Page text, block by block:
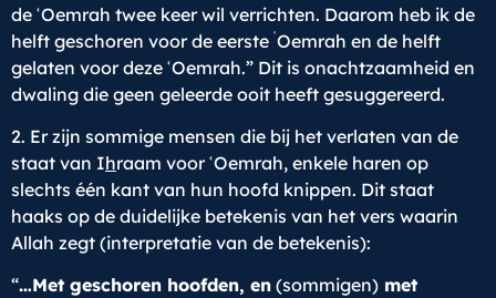
de ʿOemrah twee keer wil verrichten. Daarom heb ik de
helft geschoren voor de eerste ʿOemrah en de helft
gelaten voor deze ʿOemrah.” Dit is onachtzaamheid en
dwaling die geen geleerde ooit heeft gesuggereerd.
2. Er zijn sommige mensen die bij het verlaten van de
staat van Ihraam voor ʿOemrah, enkele haren op
slechts één kant van hun hoofd knippen. Dit staat
haaks op de duidelijke betekenis van het vers waarin
Allah zegt (interpretatie van de betekenis):
“…Met geschoren hoofden, en (sommigen) met